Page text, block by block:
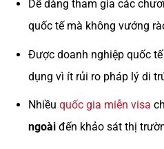
Dễ dàng tham gia các
quốc tế mà không vướng
Được doanh nghiệp quốc
dụng vì ít rủi ro pháp lý di
Nhiều quốc gia miễn visa
ngoàiđến khảo sát thị